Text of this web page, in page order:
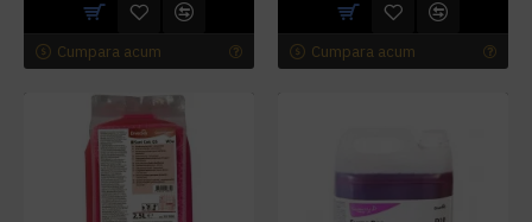
Cumpara acum Cumpara acum